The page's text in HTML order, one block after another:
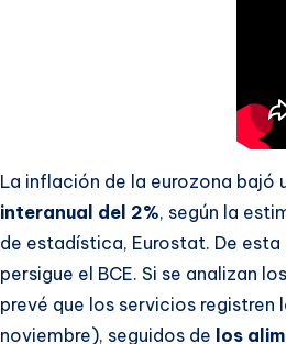
La inflación de la eurozona bajó
interanual del 2%, según la
de estadística, Eurostat. De
persigue el BCE. Si se analizan
prevé que los servicios
noviembre), seguidos de los